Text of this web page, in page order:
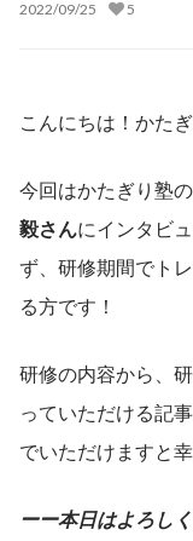
2022/09/25 5
こんにちは！かた
今回はかたぎり塾
毅さんにインタビ
ず、研修期間でト
る方です！
研修の内容から、
っていただける記
でいただけますと
ーー本日はよろし